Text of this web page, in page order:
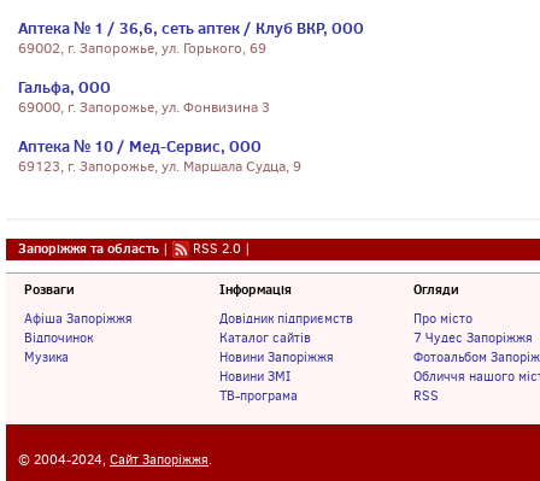
Аптека № 1 / 36,6, сеть аптек / Клуб ВКР, ООО
69002, г. Запорожье, ул. Горького, 69
Гальфа, ООО
69000, г. Запорожье, ул. Фонвизина 3
Аптека № 10 / Мед-Сервис, ООО
69123, г. Запорожье, ул. Маршала Судца, 9
Запоріжжя та область | RSS 2.0 |
Розваги
Афіша Запоріжжя
Відпочинок
Музика
Інформація
Довідник підприємств
Каталог сайтів
Новини Запоріжжя
Новини ЗМІ
ТВ-програма
Огляди
Про місто
7 Чудес Запоріжжя
Фотоальбом
Обличчя нашого
RSS
© 2004-2024, Сайт Запоріжжя.